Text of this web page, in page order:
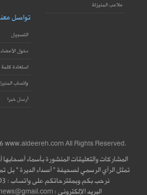
ملاعب المنيزلة
تواصل
التسجيل
دخول الأعضاء
استعادة كلمة
واتساب
أرسل خبرا
www.aldeereh.com All Rights Reserved.
المشاركات والتعليقات المنشورة بأسماء أصحابها
تمثل الرأي الرسمي لصحيفة " أصداء الديرة " بل
نرحب بكم وبمقترحاتكم على واتساب : 0594002003
البريد الإلكتروني : deereh.news@gmail.com